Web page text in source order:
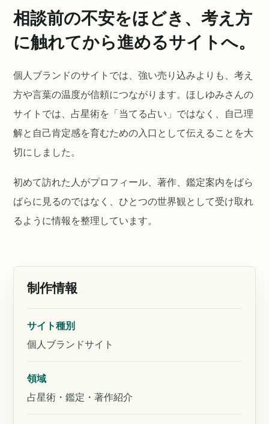
相談前の不安をほどき、考え方
に触れてから進めるサイトへ。
個人ブランドのサイトでは、強い売り込みよりも、考え
方や言葉の温度が信頼につながります。ほしゆみさんの
サイトでは、占星術を「当てる占い」ではなく、自己理
解と自己肯定感を育むための入口として伝えることを大
切にしました。
初めて訪れた人がプロフィール、著作、鑑定案内をばら
ばらに見るのではなく、ひとつの世界観として受け取れ
るように情報を整理しています。
制作情報
サイト種別
個人ブランドサイト
領域
占星術・鑑定・著作紹介